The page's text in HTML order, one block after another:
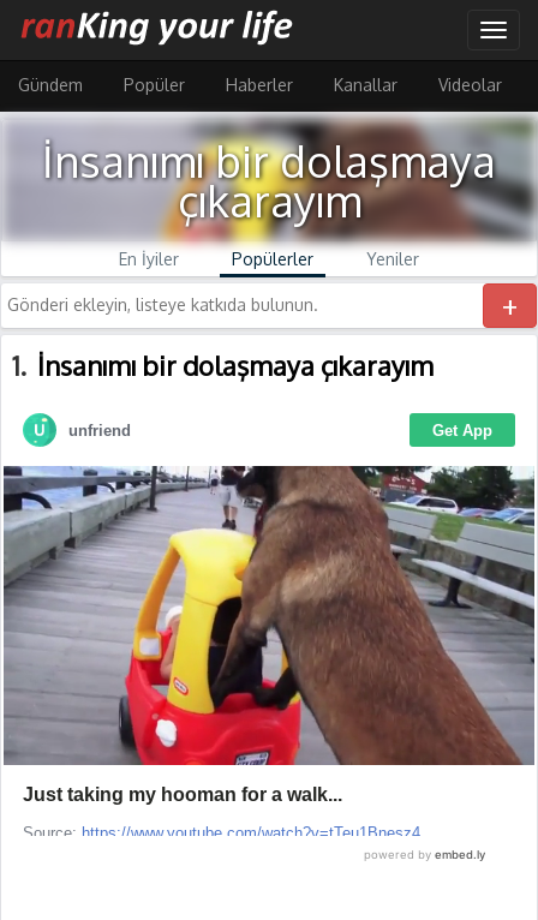
içeriğe
atla
Gündem
Popüler Haberler Kanallar Videolar
İnsanımı bir dolaşmaya
çıkarayım
En İyiler Popülerler Yeniler
+
1 İnsanımı bir dolaşmaya çıkarayım